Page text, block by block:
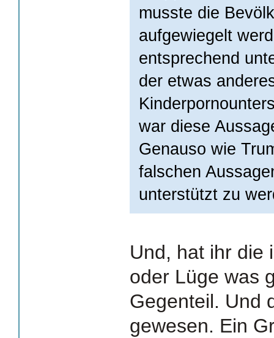
musste die
aufgewiegelt
entsprechend
der etwas
war diese
Genauso wie
falschen
unterstützt zu
Und, hat ihr die
oder Lüge was
Gegenteil. Und
gewesen. Ein